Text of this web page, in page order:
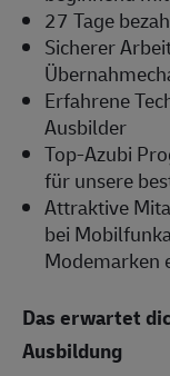
27 Tage
Sicherer
Erfahrene
Ausbilder
Top-Azubi
für unsere
Attraktive
bei
Modemarken
Das erwartet
Ausbildung